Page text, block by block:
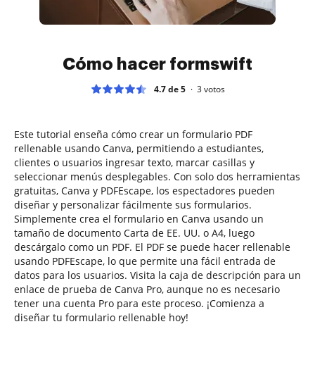
Cómo hacer formswift
4.7 de 5 3votos
Este tutorial enseña cómo crear un formulario PDF
rellenable usando Canva, permitiendo a estudiantes,
clientes o usuarios ingresar texto, marcar casillas y
seleccionar menús desplegables. Con solo dos herramientas
gratuitas, Canva y PDFEscape, los espectadores pueden
diseñar y personalizar fácilmente sus formularios.
Simplemente crea el formulario en Canva usando un
tamaño de documento Carta de EE. UU. o A4, luego
descárgalo como un PDF. El PDF se puede hacer rellenable
usando PDFEscape, lo que permite una fácil entrada de
datos para los usuarios. Visita la caja de descripción para un
enlace de prueba de Canva Pro, aunque no es necesario
tener una cuenta Pro para este proceso. ¡Comienza a
diseñar tu formulario rellenable hoy!